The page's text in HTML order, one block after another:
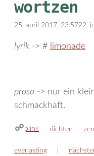
wortzen
25. april 2017, 23:5722.
lyrik -> # limonade
prosa -> nur ein
schmackhaft.
plink kategorien
dichten
everlasting